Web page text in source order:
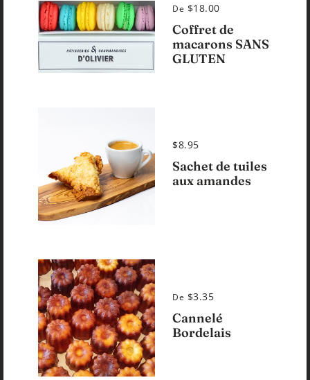
De $18.00
Coffret de
macarons SANS
GLUTEN
$8.95
Sachet de tuiles
aux amandes
De $3.35
Cannelé
Bordelais